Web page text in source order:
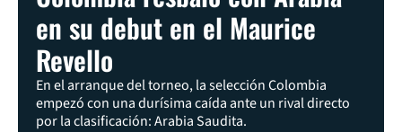
en su debut en el Maurice
Revello
En el arranque del torneo, la selección Colombia
empezó con una durísima caída ante un rival directo
por la clasificación: Arabia Saudita.